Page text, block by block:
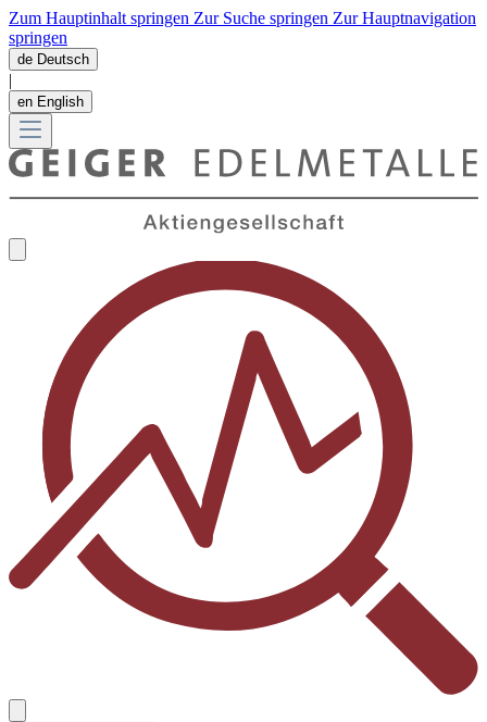
Zum Hauptinhalt springen Zur Suche springen Zur Hauptnavigation
springen
de Deutsch
|
en English